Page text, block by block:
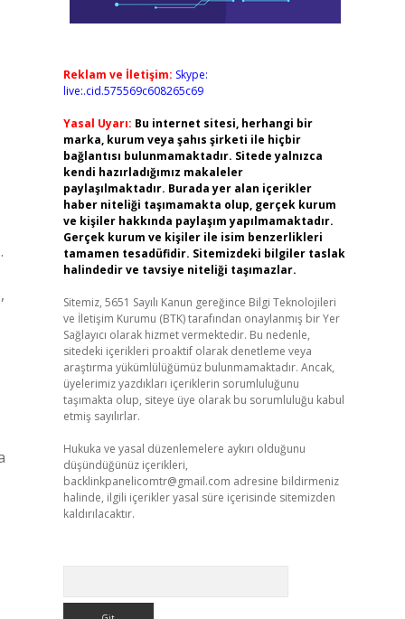
Reklam ve İletişim: Skype:
live:.cid.575569c608265c69
Yasal Uyarı: Bu internet sitesi, herhangi bir
marka, kurum veya şahıs şirketi ile hiçbir
bağlantısı bulunmamaktadır. Sitede yalnızca
kendi hazırladığımız makaleler
paylaşılmaktadır. Burada yer alan içerikler
haber niteliği taşımamakta olup, gerçek kurum
ve kişiler hakkında paylaşım yapılmamaktadır.
Gerçek kurum ve kişiler ile isim benzerlikleri
tamamen tesadüfidir. Sitemizdeki bilgiler taslak
halindedir ve tavsiye niteliği taşımazlar.
Sitemiz, 5651 Sayılı Kanun gereğince Bilgi Teknolojileri
ve İletişim Kurumu (BTK) tarafından onaylanmış bir Yer
Sağlayıcı olarak hizmet vermektedir. Bu nedenle,
sitedeki içerikleri proaktif olarak denetleme veya
araştırma yükümlülüğümüz bulunmamaktadır. Ancak,
üyelerimiz yazdıkları içeriklerin sorumluluğunu
taşımakta olup, siteye üye olarak bu sorumluluğu kabul
etmiş sayılırlar.
Hukuka ve yasal düzenlemelere aykırı olduğunu
düşündüğünüz içerikleri,
backlinkpanelicomtr@gmail.com adresine bildirmeniz
halinde, ilgili içerikler yasal süre içerisinde sitemizden
kaldırılacaktır.